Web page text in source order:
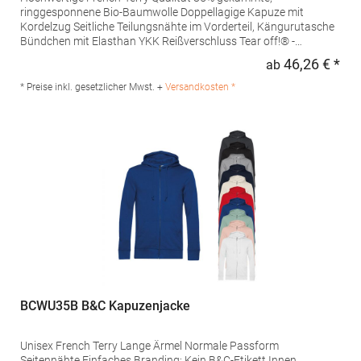
ringgesponnene Bio-Baumwolle Doppellagige Kapuze mit
Kordelzug Seitliche Teilungsnähte im Vorderteil, Kängurutasche
Bündchen mit Elasthan YKK Reißverschluss Tear off!® -
PolyesterAngaben zur Produktsicherheit: Herst.-Nr.:
JN8026Hersteller: Gustav Daiber GmbH Vor dem Weißen Stein
ab 46,26 € *
* Preise inkl. gesetzlicher Mwst. + Versandkosten *
BCWU35B B&C Kapuzenjacke
Unisex French Terry Lange Ärmel Normale Passform